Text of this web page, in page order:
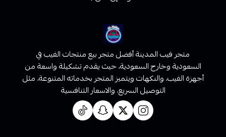
متجر فيب المدينة أفضل متجر بيع منتجات الفيب في
السعودية وخارج السعودية، حيث يقدم تشكيلة واسعة من
أجهزة الفيب، والنكهات ويتميز المتجر بخدماته المتنوعة، مثل
التوصيل السريع، والاسعار التنافسية